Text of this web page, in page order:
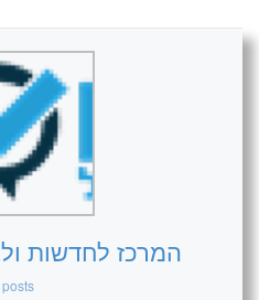
המרכז לחדשות
posts